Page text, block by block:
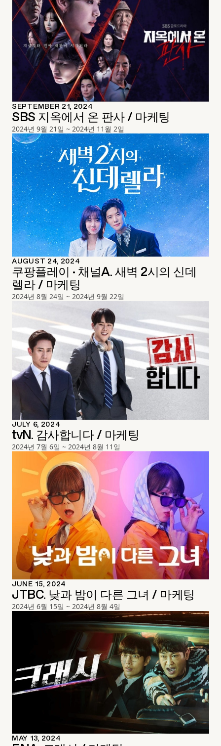
SEPTEMBER 21, 2024
SBS 지옥에서 온 판사 / 마케팅
2024년 9월 21일 ~ 2024년 11월 2일
AUGUST 24, 2024
쿠팡플레이 · 채널A. 새벽 2시의 신데
렐라 / 마케팅
2024년 8월 24일 ~ 2024년 9월 22일
JULY 6, 2024
tvN. 감사합니다 / 마케팅
2024년 7월 6일 ~ 2024년 8월 11일
JUNE 15, 2024
JTBC. 낮과 밤이 다른 그녀 / 마케팅
2024년 6월 15일 ~ 2024년 8월 4일
MAY 13, 2024